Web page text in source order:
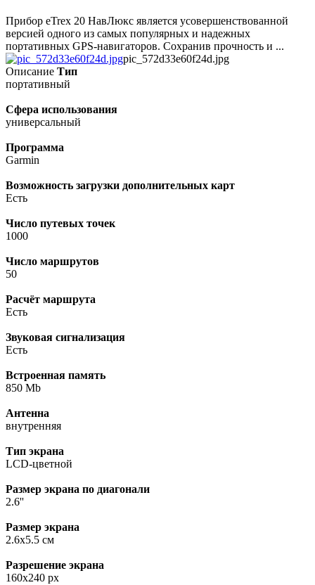
Прибор eTrex 20 НавЛюкс является усовершенствованной
версией одного из самых популярных и надежных
портативных GPS-навигаторов. Сохранив прочность и ...
pic_572d33e60f24d.jpg
Описание Тип
портативный
Сфера использования
универсальный
Программа
Garmin
Возможность загрузки дополнительных карт
Есть
Число путевых точек
1000
Число маршрутов
50
Расчёт маршрута
Есть
Звуковая сигнализация
Есть
Встроенная память
850 Mb
Антенна
внутренняя
Тип экрана
LCD-цветной
Размер экрана по диагонали
2.6''
Размер экрана
2.6x5.5 см
Разрешение экрана
160x240 px